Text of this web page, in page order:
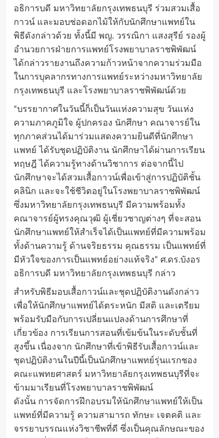
อธิการบดี มหาวิทยาลัยกรุงเทพธนบุรี ร่วมสวมเสื้อ
กาวน์ และมอบช่อดอกไม้ให้กับนักศึกษาแพทย์ใน
พิธีดังกล่าวด้วย ทั้งนี้มี พญ. วรรณิกา แสงสุรีย์ รองผู้
อำนวยการฝ่ายการแพทย์โรงพยาบาลราชพิพัฒน์
ได้กล่าวรายงานถึงความก้าวหน้าจากความร่วมมือ
ในการบุคลากรทางการแพทย์ระหว่างมหาวิทยาลัย
กรุงเทพธนบุรี และโรงพยาบาลราชพิพัฒน์ด้วย
“บรรยากาศในวันนี้ก็เป็นวันแห่งความสุข วันแห่ง
ความภาคภูมิใจ ผู้ปกครอง นักศึกษา คณาจารย์ใน
ทุกภาคส่วนได้มาร่วมแสดงความยินดีที่นักศึกษา
แพทย์ ได้รับชุดปฏิบัติงาน นักศึกษาได้ผ่านการเรียน
ทฤษฎี ได้ความรู้ทางด้านวิชาการ ต่อจากนี้ไป
นักศึกษาจะได้สวมเสื้อกาวน์เพื่อเข้าสู่การปฏิบัติชั้น
คลินิก และจะใช้ชีวิตอยู่ในโรงพยาบาลราชพิพัฒน์
ซึ่งมหาวิทยาลัยกรุงเทพธนบุรี มีความพร้อมทั้ง
คณาจารย์ผู้ทรงคุณวุฒิ ผู้เชี่ยวชาญต่างๆ ที่จะสอน
นักศึกษาแพทย์ให้สำเร็จได้เป็นแพทย์ที่มีความพร้อม
ทั้งด้านความรู้ ด้านจริยธรรม คุณธรรม เป็นแพทย์ที่
มีหัวใจของการเป็นแพทย์อย่างแท้จริง” ศ.ดร.บังอร
อธิการบดี มหาวิทยาลัยกรุงเทพธนบุรี กล่าว
สำหรับพิธีมอบเสื้อกาวน์และชุดปฏิบัติงานดังกล่าว
เพื่อให้นักศึกษาแพทย์ได้ตระหนัก มีสติ และเตรียม
พร้อมรับมือกับการเปลี่ยนแปลงด้านการศึกษาที่
เกี่ยวข้อง การเรียนการสอนที่เข้มข้นในระดับชั้นที่
สูงขึ้น เนื่องจาก นักศึกษาที่เข้าพิธีรับเสื้อกาวน์และ
ชุดปฏิบัติงานในปีนี้เป็นนักศึกษาแพทย์รุ่นแรกชอง
คณะแพทยศาสตร์ มหาวิทยาลัยกรุงเทพธนบุรีที่จะ
ข้ามมาเรียนที่โรงพยาบาลราชพิพัฒน์
ดังนั้น การจัดการฝึกอบรมให้นักศึกษาแพทย์ให้เป็น
แพทย์ที่มีความรู้ ความสามารถ ทักษะ เจตคติ และ
จรรยาบรรณแห่งวิชาชีพที่ดี ซึ่งเป็นคุณลักษณะของ